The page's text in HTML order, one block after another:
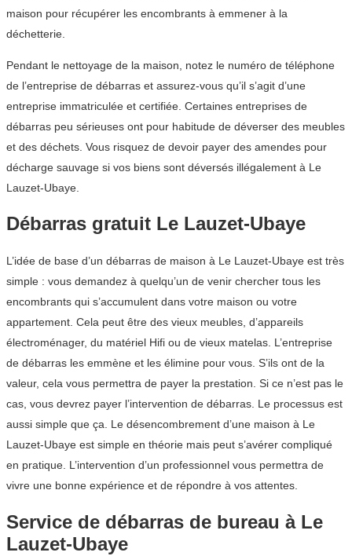
maison pour récupérer les encombrants à emmener à la
déchetterie.
Pendant le nettoyage de la maison, notez le numéro de téléphone
de l’entreprise de débarras et assurez-vous qu’il s’agit d’une
entreprise immatriculée et certifiée. Certaines entreprises de
débarras peu sérieuses ont pour habitude de déverser des meubles
et des déchets. Vous risquez de devoir payer des amendes pour
décharge sauvage si vos biens sont déversés illégalement à Le
Lauzet-Ubaye.
Débarras gratuit Le Lauzet-Ubaye
L’idée de base d’un débarras de maison à Le Lauzet-Ubaye est très
simple : vous demandez à quelqu’un de venir chercher tous les
encombrants qui s’accumulent dans votre maison ou votre
appartement. Cela peut être des vieux meubles, d’appareils
électroménager, du matériel Hifi ou de vieux matelas. L’entreprise
de débarras les emmène et les élimine pour vous. S’ils ont de la
valeur, cela vous permettra de payer la prestation. Si ce n’est pas le
cas, vous devrez payer l’intervention de débarras. Le processus est
aussi simple que ça. Le désencombrement d’une maison à Le
Lauzet-Ubaye est simple en théorie mais peut s’avérer compliqué
en pratique. L’intervention d’un professionnel vous permettra de
vivre une bonne expérience et de répondre à vos attentes.
Service de débarras de bureau à Le
Lauzet-Ubaye